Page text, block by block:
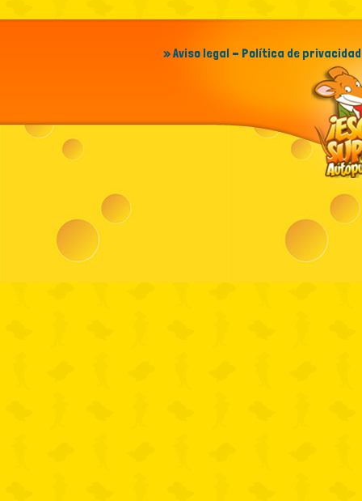
» Aviso legal - Política de privacidad